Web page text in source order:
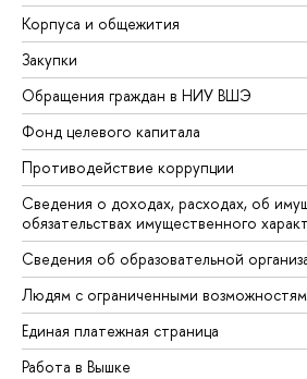
Корпуса и общежития
Закупки
Обращения граждан в НИУ ВШЭ
Фонд целевого капитала
Противодействие коррупции
Сведения о доходах, расходах, об
обязательствах имущественного
Сведения об образовательной
Людям с ограниченными
Единая платежная страница
Работа в Вышке